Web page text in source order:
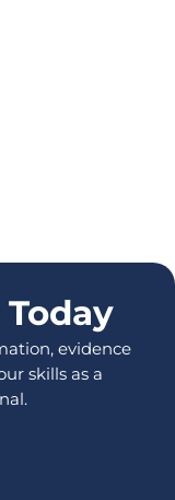
evidence
skills as a